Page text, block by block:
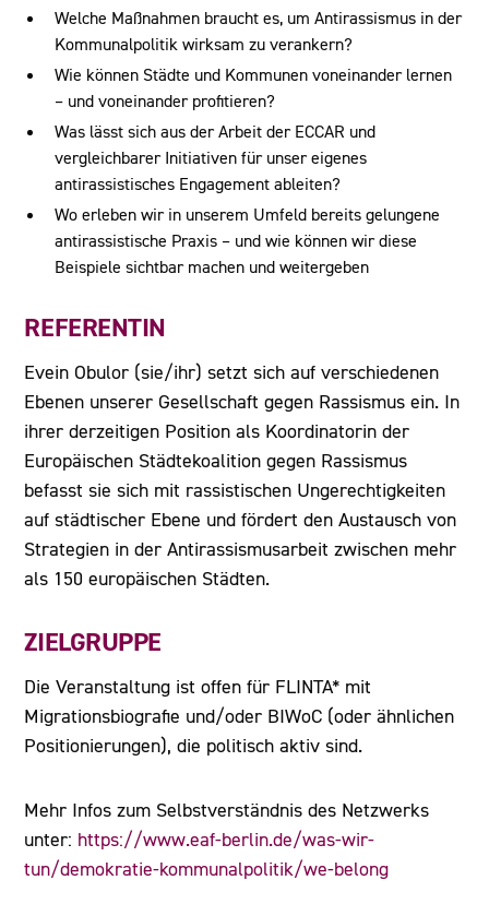
Welche Maßnahmen braucht es, um Antirassismus in der
Kommunalpolitik wirksam zu verankern?
Wie können Städte und Kommunen voneinander lernen
– und voneinander profitieren?
Was lässt sich aus der Arbeit der ECCAR und
vergleichbarer Initiativen für unser eigenes
antirassistisches Engagement ableiten?
Wo erleben wir in unserem Umfeld bereits gelungene
antirassistische Praxis – und wie können wir diese
Beispiele sichtbar machen und weitergeben
REFERENTIN
Evein Obulor (sie/ihr) setzt sich auf verschiedenen
Ebenen unserer Gesellschaft gegen Rassismus ein. In
ihrer derzeitigen Position als Koordinatorin der
Europäischen Städtekoalition gegen Rassismus
befasst sie sich mit rassistischen Ungerechtigkeiten
auf städtischer Ebene und fördert den Austausch von
Strategien in der Antirassismusarbeit zwischen mehr
als 150 europäischen Städten.
ZIELGRUPPE
Die Veranstaltung ist offen für FLINTA* mit
Migrationsbiografie und/oder BIWoC (oder ähnlichen
Positionierungen), die politisch aktiv sind.
Mehr Infos zum Selbstverständnis des Netzwerks
unter: https://www.eaf-berlin.de/was-wir-
tun/demokratie-kommunalpolitik/we-belong